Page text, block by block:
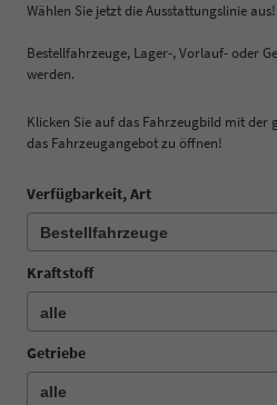
Wählen Sie jetzt die
Im Menü
Bestellfahrzeuge, Lager-, Vorlauf- oder
werden.
Klicken Sie auf das Fahrzeugbild mit der
das Fahrzeugangebot zu öffnen!
Verfügbarkeit, Art
Kraftstoff
Getriebe